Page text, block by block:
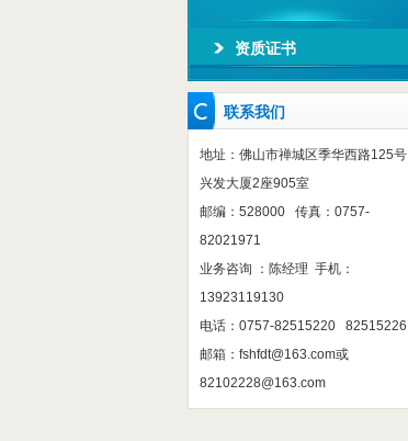
资质证书
联系我们
地址：佛山市禅城区季华西路125号
兴发大厦2座905室
邮编：528000 传真：0757-
82021971
业务咨询 ：陈经理 手机：
13923119130
电话：0757-82515220 82515226
邮箱：fshfdt@163.com或
82102228@163.com